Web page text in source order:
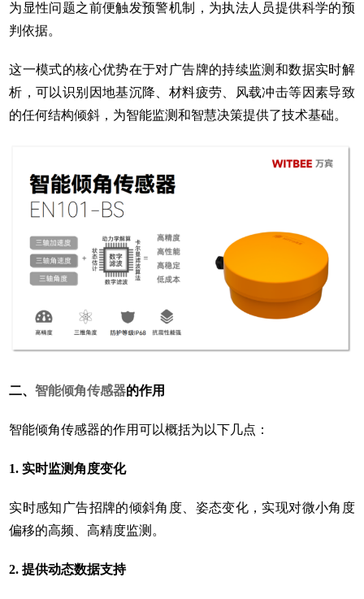
为显性问题之前便触发预警机制，为执法人员提供科学的预
判依据。
这一模式的核心优势在于对广告牌的持续监测和数据实时解
析，可以识别因地基沉降、材料疲劳、风载冲击等因素导致
的任何结构倾斜，为智能监测和智慧决策提供了技术基础。
二、智能倾角传感器的作用
智能倾角传感器的作用可以概括为以下几点：
1. 实时监测角度变化
实时感知广告招牌的倾斜角度、姿态变化，实现对微小角度
偏移的高频、高精度监测。
2. 提供动态数据支持